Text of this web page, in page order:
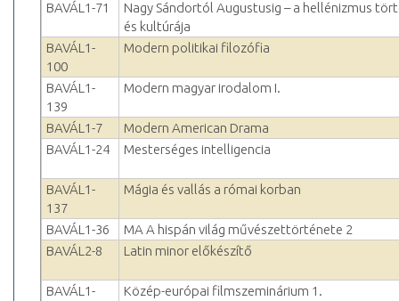
BAVÁL1-71
Nagy Sándortól Augustusig – a hellénizmus
és kultúrája
BAVÁL1-
100
Modern politikai filozófia
BAVÁL1-
139
Modern magyar irodalom I.
BAVÁL1-7
Modern American Drama
BAVÁL1-24
Mesterséges intelligencia
BAVÁL1-
137
Mágia és vallás a római korban
BAVÁL1-36
MA A hispán világ művészettörténete 2
BAVÁL2-8
Latin minor előkészítő
BAVÁL1-
Közép-európai filmszeminárium 1.